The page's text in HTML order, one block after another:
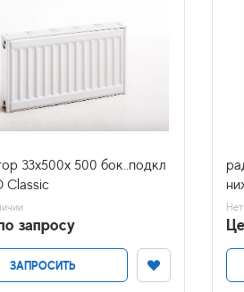
33x500х 500 бок..подкл
Classic
запросу
ЗАПРОСИТЬ